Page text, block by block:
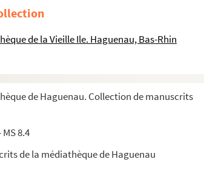
de la Vieille Ile. Haguenau, Bas-Rhin
de Haguenau. Collection de manuscrits
MS 8.4
de la médiathèque de Haguenau
sowohl vor Menschen als auch Pferdt und das Vieh